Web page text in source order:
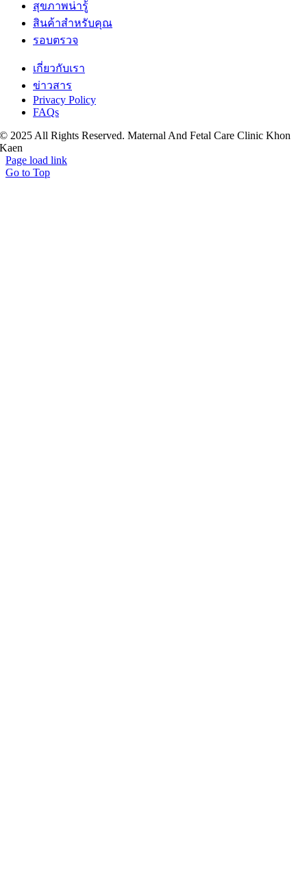
สุขภาพน่ารู้
สินค้าสำหรับคุณ
รอบตรวจ
เกี่ยวกับเรา
ข่าวสาร
Privacy Policy
FAQs
© 2025 All Rights Reserved. Maternal And Fetal Care Clinic Khon
Kaen
Page load link
Go to Top